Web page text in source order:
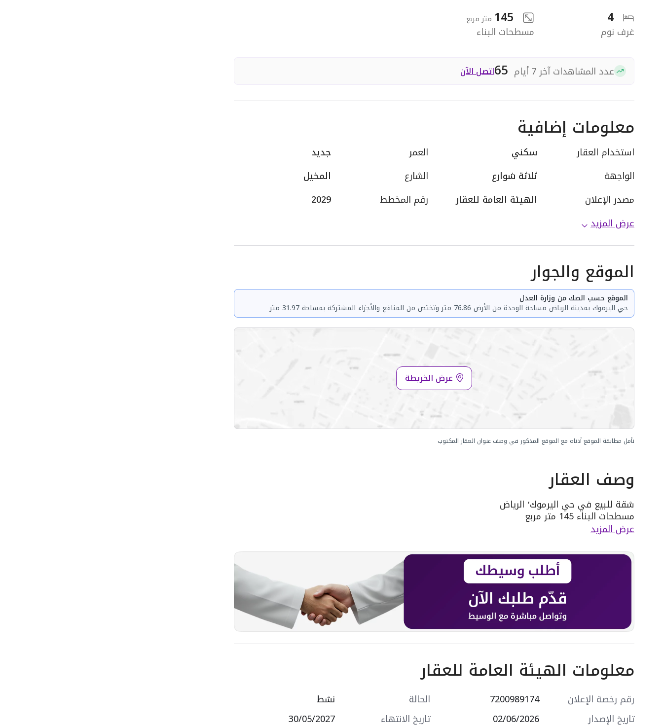
4
غرف نوم
145 متر مربع
مسطحات البناء
عدد المشاهدات آخر 7 أيام 65اتصل الآن
معلومات إضافية
استخدام العقار سكني العمر
جديد
الواجهة
ثلاثة شوارع الشارع
المخيل
مصدر الإعلان
الهيئة العامة للعقار رقم المخطط
2029
عرض المزيد
الموقع والجوار
الموقع حسب الصك من وزارة العدل
حي اليرموك بمدينة الرياض مساحة الوحدة من الأرض 76.86 متر وتختص من المنافع والأجزاء المشتركة بمساحة 31.97 متر
عرض الخريطة
نأمل مطابقة الموقع أدناه مع الموقع المذكور في وصف عنوان العقار المكتوب
وصف العقار
شقة للبيع في حي اليرموك٬ الرياض
مسطحات البناء 145 متر مربع
مكونة من: 4 غرف
واصل كهرباء
واصل مياه
سنة البناء: 2026
- مركز صحي
- مركز تجاري
- شرفة
التجهيزات:
- نوافذ زجاجية مزدوجة
- أرضيات رخام
- أرضيات بورسلين
- أرضيات سيراميك
عرض المزيد
معلومات الهيئة العامة للعقار
رقم رخصة الإعلان 7200989174 الحالة
نشط
تاريخ الإصدار
02/06/2026 تاريخ الانتهاء 30/05/2027